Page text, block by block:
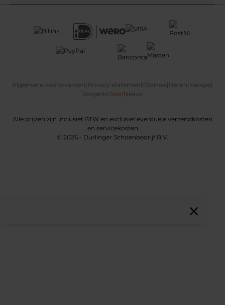
Algemene voorwaarden Privacy statement Dames Heren Meisjes
Jongens Sale Nieuw
Alle prijzen zijn inclusief BTW en exclusief eventuele verzendkosten
en servicekosten
© 2026 - Durlinger Schoenbedrijf B.V.